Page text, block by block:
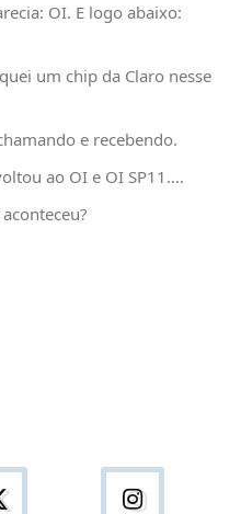
OI. E logo abaixo:
um chip da Claro nesse
e recebendo.
ao OI e OI SP11….